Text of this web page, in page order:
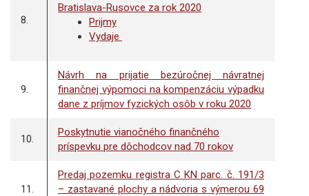
8.
Bratislava-Rusovce za rok 2020
Prijmy
Vydaje
9.
Návrh na prijatie bezúročnej návratnej
finančnej výpomoci na kompenzáciu výpadku
dane z príjmov fyzických osôb v roku 2020
10.
Poskytnutie vianočného finančného
príspevku pre dôchodcov nad 70 rokov
11.
Predaj pozemku registra C KN parc. č. 191/3
– zastavané plochy a nádvoria s výmerou 69